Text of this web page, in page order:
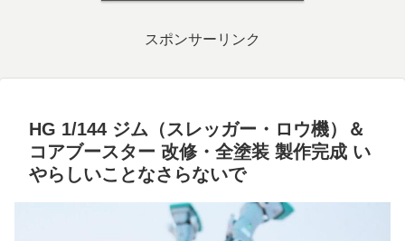
スポンサーリンク
HG 1/144 ジム（スレッガー・ロウ機）＆
コアブースター 改修・全塗装 製作完成 い
やらしいことなさらないで